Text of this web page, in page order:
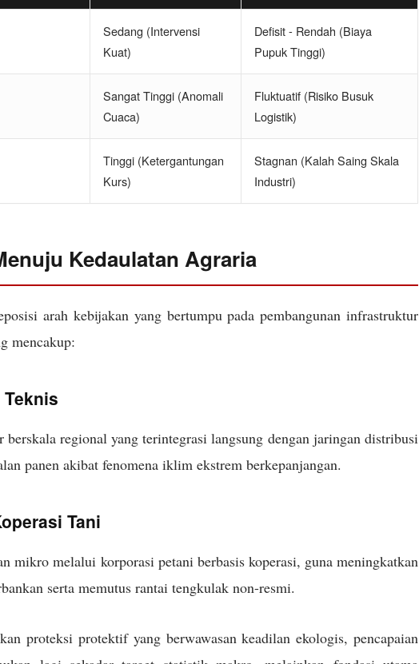
Sedang (Intervensi
Kuat)
Defisit - Rendah (Biaya
Pupuk Tinggi)
Sangat Tinggi (Anomali
Cuaca)
Fluktuatif (Risiko Busuk
Logistik)
Tinggi (Ketergantungan
Kurs)
Stagnan (Kalah Saing Skala
Industri)
Kedaulatan Agraria
arah kebijakan yang bertumpu pada pembangunan infrastruktur
mencakup:
berskala regional yang terintegrasi langsung dengan jaringan distribusi
panen akibat fenomena iklim ekstrem berkepanjangan.
Tani
mikro melalui korporasi petani berbasis koperasi, guna meningkatkan
serta memutus rantai tengkulak non-resmi.
proteksi protektif yang berwawasan keadilan ekologis, pencapaian